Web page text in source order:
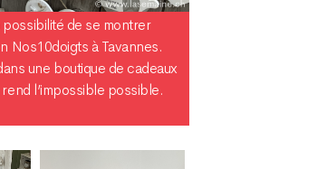
de se montrer
Nos10doigts à Tavannes.
une boutique de cadeaux
l’impossible possible.